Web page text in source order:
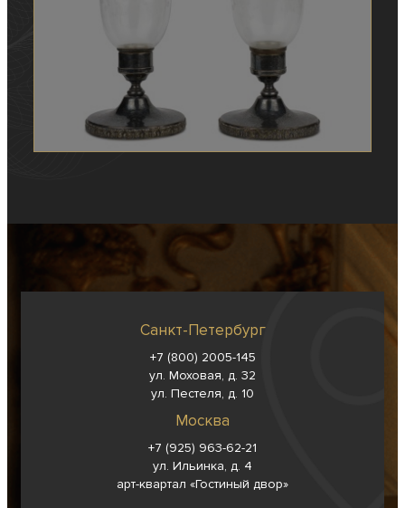
Санкт-Петербург
+7 (800) 2005-145
ул. Моховая, д. 32
ул. Пестеля, д. 10
Москва
+7 (925) 963-62-21
ул. Ильинка, д. 4
арт-квартал «Гостиный двор»